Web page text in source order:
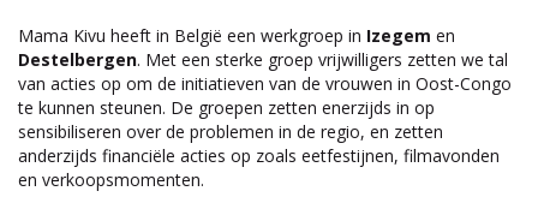
Mama Kivu heeft in België een werkgroep in Izegem en
Destelbergen. Met een sterke groep vrijwilligers zetten we tal
van acties op om de initiatieven van de vrouwen in Oost-Congo
te kunnen steunen. De groepen zetten enerzijds in op
sensibiliseren over de problemen in de regio, en zetten
anderzijds financiële acties op zoals eetfestijnen, filmavonden
en verkoopsmomenten.